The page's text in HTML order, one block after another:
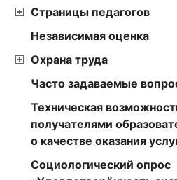
Страницы педагогов
Независимая оценка
Охрана труда
Часто задаваемые
Техническая
получателями
о качестве оказания
Социологический опрос